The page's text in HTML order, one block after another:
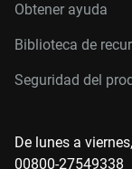
Obtener ayuda
Biblioteca de
Seguridad del
De lunes a
00800-27549338